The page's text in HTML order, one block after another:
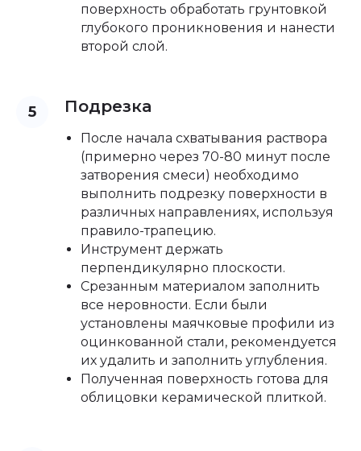
поверхность обработать грунтовкой
глубокого проникновения и нанести
второй слой.
Подрезка
После начала схватывания раствора
(примерно через 70-80 минут после
затворения смеси) необходимо
выполнить подрезку поверхности в
различных направлениях, используя
правило-трапецию.
Инструмент держать
перпендикулярно плоскости.
Срезанным материалом заполнить
все неровности. Если были
установлены маячковые профили из
оцинкованной стали, рекомендуется
их удалить и заполнить углубления.
Полученная поверхность готова для
облицовки керамической плиткой.